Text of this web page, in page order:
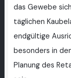
das Gewebe
täglichen
endgültige
besonders in
Planung des